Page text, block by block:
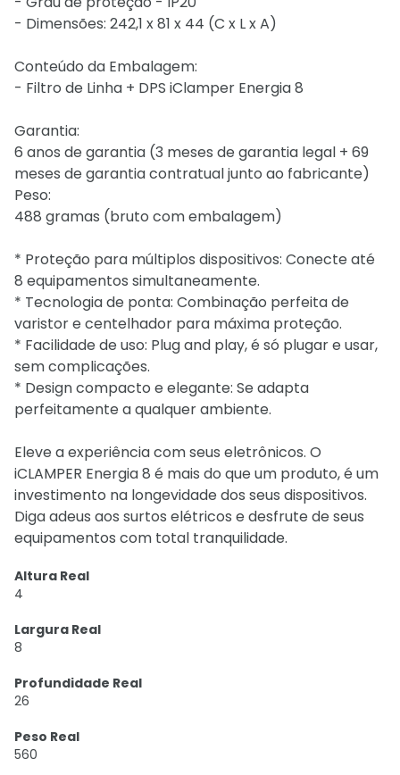
- Dimensões: 242,1 x 81 x 44 (C x L x A)
Conteúdo da Embalagem:
- Filtro de Linha + DPS iClamper Energia 8
Garantia:
6 anos de garantia (3 meses de garantia legal + 69
meses de garantia contratual junto ao fabricante)
Peso:
488 gramas (bruto com embalagem)
* Proteção para múltiplos dispositivos: Conecte até
8 equipamentos simultaneamente.
* Tecnologia de ponta: Combinação perfeita de
varistor e centelhador para máxima proteção.
* Facilidade de uso: Plug and play, é só plugar e usar,
sem complicações.
* Design compacto e elegante: Se adapta
perfeitamente a qualquer ambiente.
Eleve a experiência com seus eletrônicos. O
iCLAMPER Energia 8 é mais do que um produto, é um
investimento na longevidade dos seus dispositivos.
Diga adeus aos surtos elétricos e desfrute de seus
equipamentos com total tranquilidade.
Altura Real
4
Largura Real
8
Profundidade Real
26
Peso Real
560